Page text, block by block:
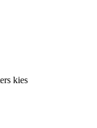
kies